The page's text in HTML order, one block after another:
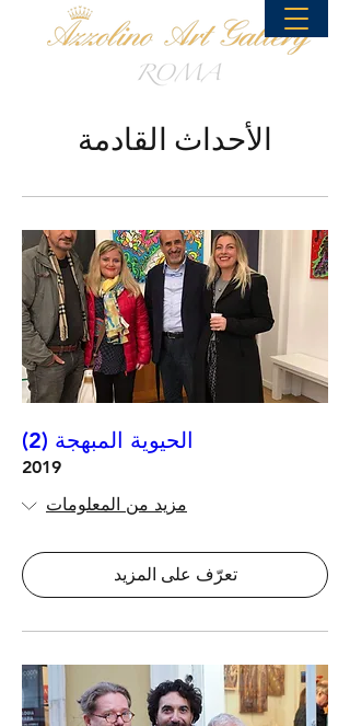
الأحداث القادمة
الحيوية المبهجة (2)
2019
مزيد من المعلومات
تعرّف على المزيد